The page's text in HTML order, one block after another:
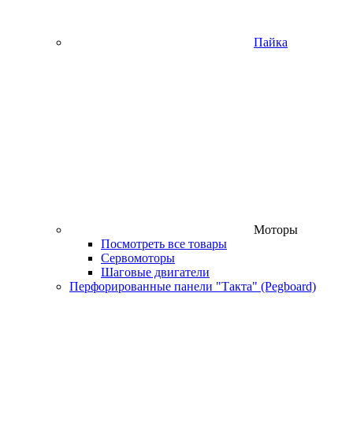
Пайка
Моторы
Посмотреть все товары
Сервомоторы
Шаговые двигатели
Перфорированные панели "Такта" (Pegboard)